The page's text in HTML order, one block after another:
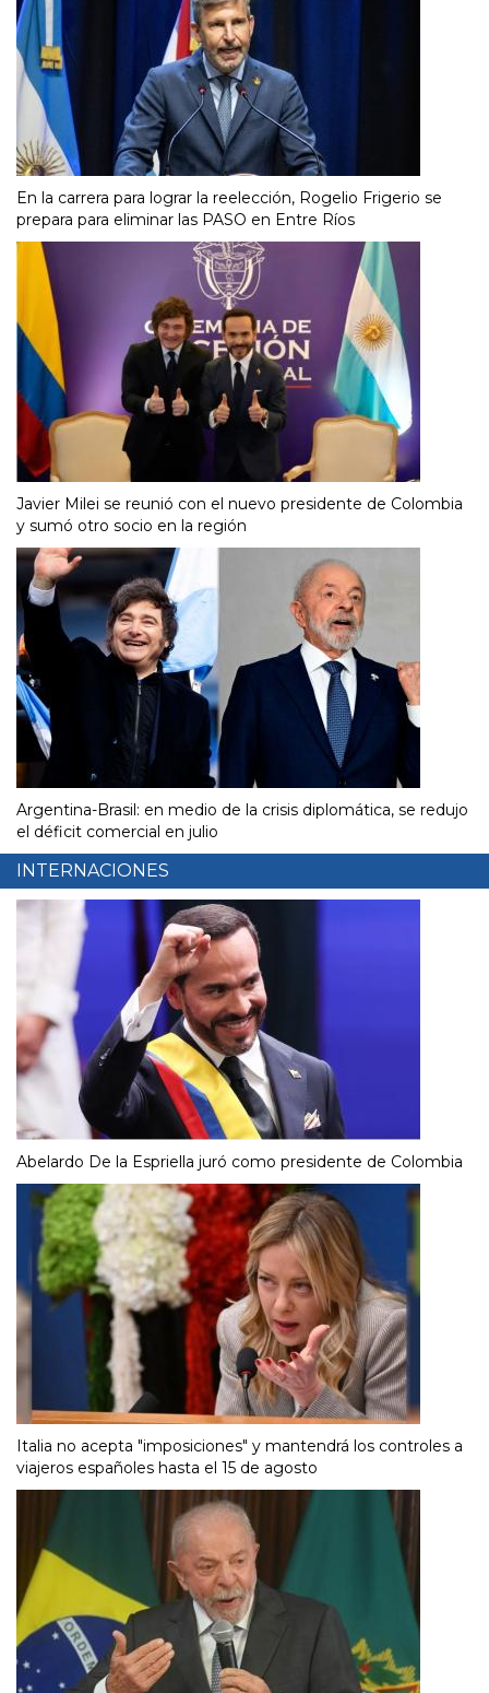
En la carrera para lograr la reelección, Rogelio Frigerio se
prepara para eliminar las PASO en Entre Ríos
Javier Milei se reunió con el nuevo presidente de Colombia
y sumó otro socio en la región
Argentina-Brasil: en medio de la crisis diplomática, se redujo
el déficit comercial en julio
INTERNACIONES
Abelardo De la Espriella juró como presidente de Colombia
Italia no acepta "imposiciones" y mantendrá los controles a
viajeros españoles hasta el 15 de agosto